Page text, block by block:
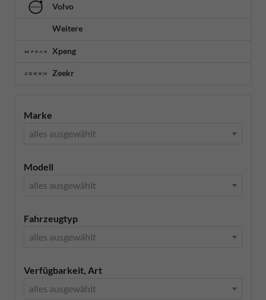
Volvo
Weitere
Xpeng
Zeekr
Marke
alles ausgewählt
Modell
alles ausgewählt
Fahrzeugtyp
alles ausgewählt
Verfügbarkeit, Art
alles ausgewählt